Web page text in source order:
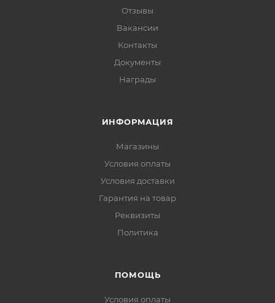
Отзывы
Вакансии
Контакты
Документы
Награды
ИНФОРМАЦИЯ
Магазины
Условия оплаты
Условия доставки
Гарантия на товар
Реквизиты
Политика
ПОМОЩЬ
Условия оплаты